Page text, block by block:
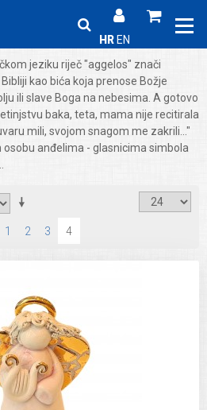
HR EN
jeziku riječ "aggelos" znači
kao bića koja prenose Božje
ili slave Boga na nebesima. A gotovo
baka, teta, mama nije recitirala
mili, svojom snagom me zakrili..."
anđelima - glasnicima simbola
1 2 3 4